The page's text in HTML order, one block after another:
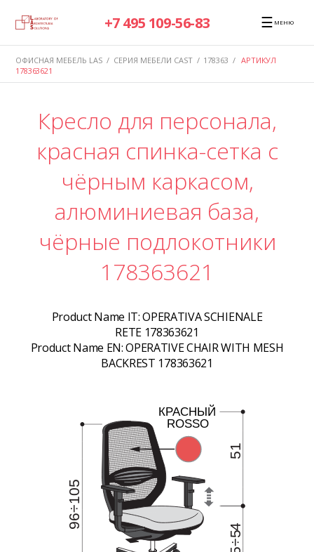
+7 495 109-56-83 ☰ МЕНЮ
ОФИСНАЯ МЕБЕЛЬ LAS / СЕРИЯ МЕБЕЛИ CAST / 178363 / АРТИКУЛ
178363621
Кресло для персонала,
красная спинка-сетка с
чёрным каркасом,
алюминиевая база,
чёрные подлокотники
178363621
Product Name IT:OPERATIVA SCHIENALE
RETE 178363621
Product Name EN:OPERATIVE CHAIR WITH MESH
BACKREST 178363621